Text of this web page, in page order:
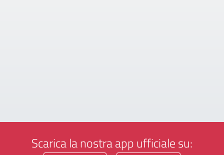
Scarica la nostra app ufficiale su: